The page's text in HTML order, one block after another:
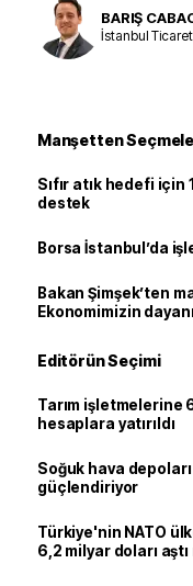
BARIŞ
İstanbul
Manşetten
Sıfır atık hedefi için
destek
Borsa İstanbul’da
Bakan Şimşek’ten
Ekonomimizin
Editörün Seçimi
Tarım işletmelerine
hesaplara yatırıldı
Soğuk hava depoları
güçlendiriyor
Türkiye'nin NATO
6,2 milyar doları aştı